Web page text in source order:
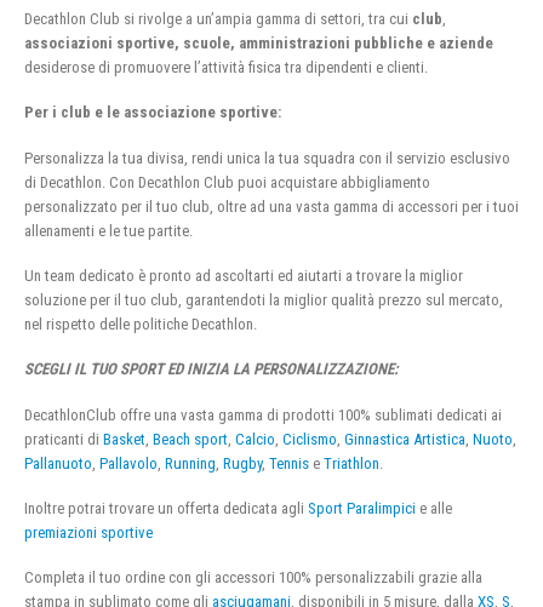
Decathlon Club si rivolge a un’ampia gamma di settori, tra cui club
associazioni sportive, scuole, amministrazioni pubbliche e aziende
desiderose di promuovere l’attività fisica tra dipendenti e clienti.
Per i club e le associazione sportive:
Personalizza la tua divisa, rendi unica la tua squadra con il servizio esclusivo
di Decathlon. Con Decathlon Club puoi acquistare abbigliamento
personalizzato per il tuo club, oltre ad una vasta gamma di accessori per i tuoi
allenamenti e le tue partite.
Un team dedicato è pronto ad ascoltarti ed aiutarti a trovare la miglior
soluzione per il tuo club, garantendoti la miglior qualità prezzo sul mercato,
nel rispetto delle politiche Decathlon.
SCEGLI IL TUO SPORT ED INIZIA LA PERSONALIZZAZIONE:
DecathlonClub offre una vasta gamma di prodotti 100% sublimati dedicati ai
praticanti di Basket Beach sport Calcio Ciclismo Ginnastica Artistica Nuoto
Pallanuoto Pallavolo Running Rugby, Tennis e Triathlon
Inoltre potrai trovare un offerta dedicata agli Sport Paralimpici e alle
premiazioni sportive
Completa il tuo ordine con gli accessori 100% personalizzabili grazie alla
stampa in sublimato come gli asciugamani, disponibili in 5 misure, dalla XS, S,